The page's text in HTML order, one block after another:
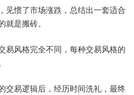
见惯了市场涨跌，总结出一套适合
是搬砖。
易风格完全不同，每种交易风格的
交易逻辑后，经历时间洗礼，最终